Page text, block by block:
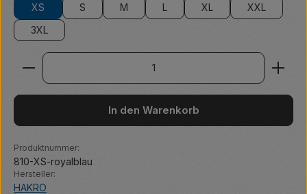
XS S M L XL
XXL
3XL
Produkt Anzahl: Gib den gewünschten Wert ein
In den Warenkorb
Produktnummer:
810-XS-royalblau
Hersteller:
HAKRO